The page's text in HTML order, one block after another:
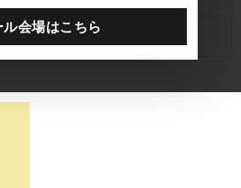
関連キーワード